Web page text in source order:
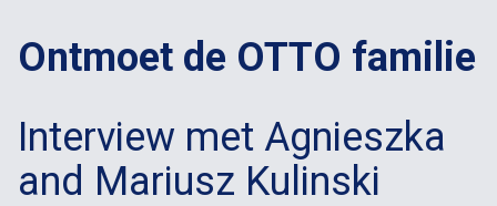
Ontmoet de OTTO familie
Interview met Agnieszka
and Mariusz Kulinski